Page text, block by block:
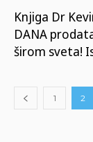
Knjiga Dr
DANA
širom sveta!
1 2